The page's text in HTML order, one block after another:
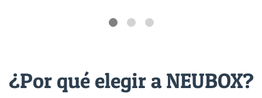
¿Por qué elegir a NEUBOX?